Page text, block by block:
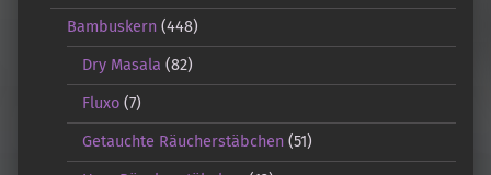
Bambuskern(448)
Dry Masala (82)
Fluxo (7)
Getauchte Räucherstäbchen (51)